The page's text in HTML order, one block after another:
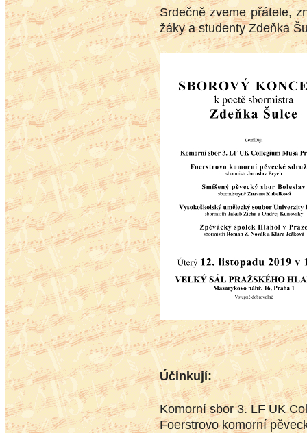
Srdečně zveme přátele,
žáky a studenty Zdeňka
Účinkují:
Komorní sbor 3. LF UK
Foerstrovo komorní